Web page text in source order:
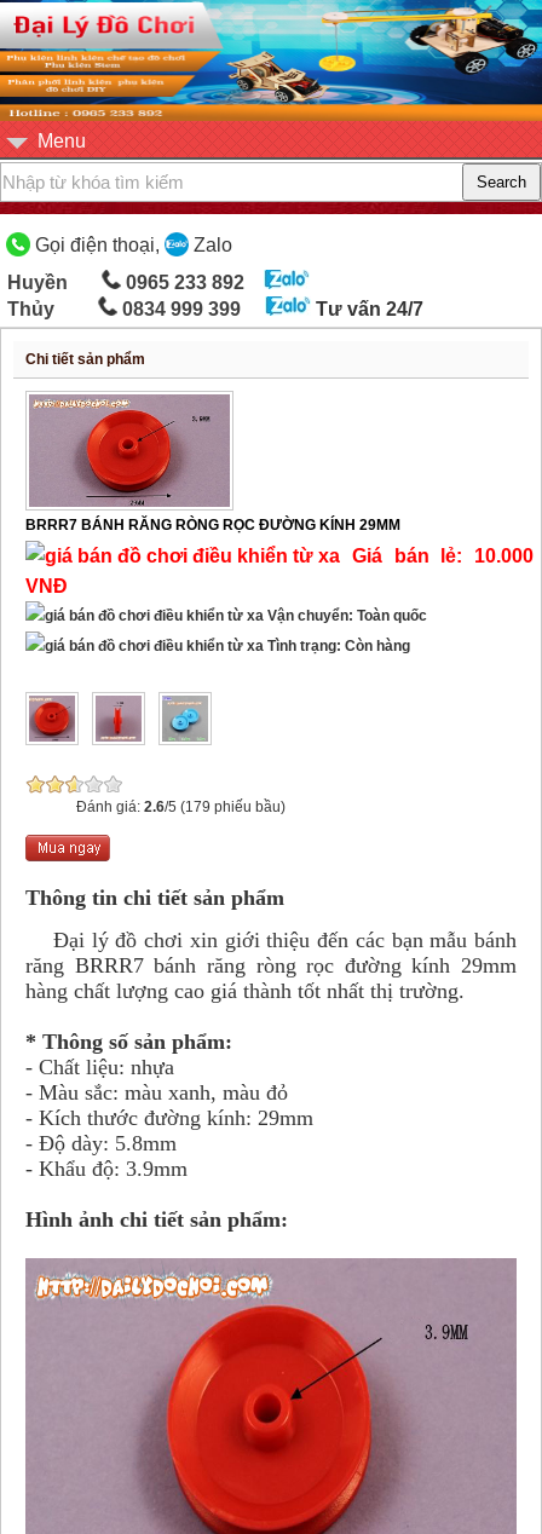
Menu
Gọi điện thoại,
Zalo
Huyền
0965 233 892
Thủy
0834 999 399 Tư vấn 24/7
Chi tiết sản phẩm
BRRR7 BÁNH RĂNG RÒNG RỌC ĐƯỜNG KÍNH 29MM
Giá bán lẻ: 10.000
VNĐ
Vận chuyển: Toàn quốc
Tình trạng: Còn hàng
Đánh giá: 2.6/5 (179 phiếu bầu)
Thông tin chi tiết sản phẩm
Đại lý đồ chơi xin giới thiệu đến các bạn mẫu bánh
răng BRRR7 bánh răng ròng rọc đường kính 29mm
hàng chất lượng cao giá thành tốt nhất thị trường.
* Thông số sản phẩm:
- Chất liệu: nhựa
- Màu sắc: màu xanh, màu đỏ
- Kích thước đường kính: 29mm
- Độ dày: 5.8mm
- Khẩu độ: 3.9mm
Hình ảnh chi tiết sản phẩm: